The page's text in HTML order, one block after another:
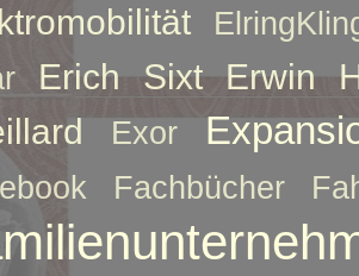
Erich Sixt Erwin
Exor
Fachbücher